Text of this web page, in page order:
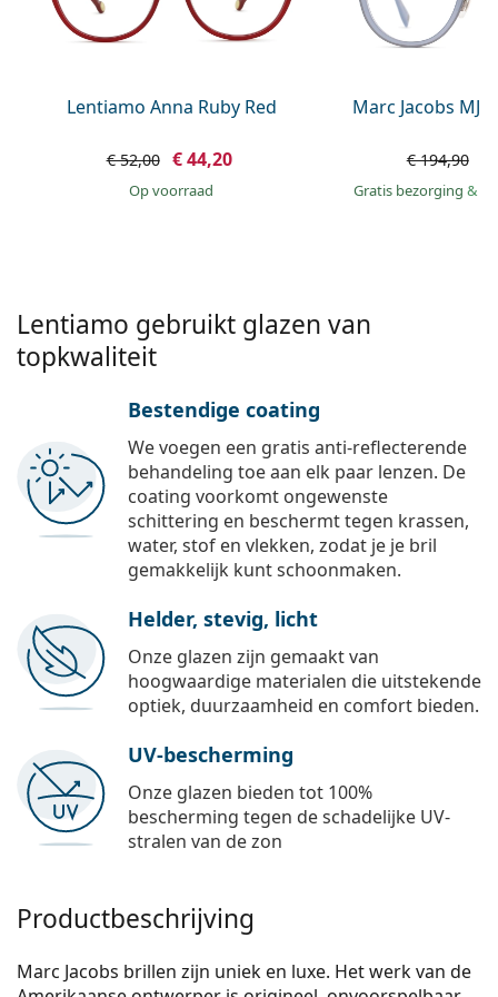
Alle merken
Persol
Offline
Lentiamo Anna Ruby Red
€ 52,00 € 44,20
op voorraad
Marc Jacobs MJ
€ 194,90
Gratis bezorging &
Lentiamo gebruikt glazen van
topkwaliteit
Bestendige coating
We voegen een gratis anti-reflecterende
behandeling toe aan elk paar lenzen. De
coating voorkomt ongewenste
schittering en beschermt tegen krassen,
water, stof en vlekken, zodat je je bril
gemakkelijk kunt schoonmaken.
Helder, stevig, licht
Onze glazen zijn gemaakt van
hoogwaardige materialen die uitstekende
optiek, duurzaamheid en comfort bieden.
UV-bescherming
Onze glazen bieden tot 100%
bescherming tegen de schadelijke UV-
stralen van de zon
Productbeschrijving
Marc Jacobs brillen zijn uniek en luxe. Het werk van de